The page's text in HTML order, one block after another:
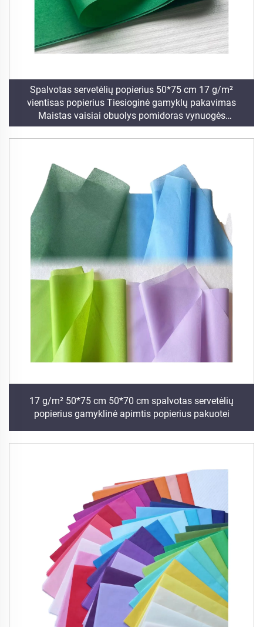
Spalvotas servetėlių popierius 50*75 cm 17 g/m²
vientisas popierius Tiesioginė gamyklų pakavimas
Maistas vaisiai obuolys pomidoras vynuogės
apvyniojimo popierius servetėlės
17 g/m² 50*75 cm 50*70 cm spalvotas servetėlių
popierius gamyklinė apimtis popierius pakuotei